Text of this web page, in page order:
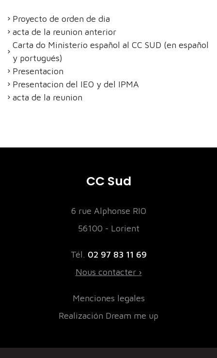
Proyecto de orden de dia
acta de la reunion anterior
Carta do Ministerio español al CC SUD (en español
y portugués)
Presentacion
Presentacion del IEO y del IPMA
acta de la reunion
CC Sud
6 rue Alphonse RIO
56100 - Lorient
Tél. 02 97 83 11 69
Nous contacter ›
Menciones legales
Realización Dream me up